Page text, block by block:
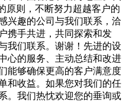
原则，不断努力超越客户的
兴趣的公司与我们联系，洽
携手共进，共同探索和发
我们联系。谢谢！先进的设
心的服务、主动总结和改进
能够确保更高的客户满意度
和收益。如果您对我们的任
。我们热忱欢迎您的垂询或